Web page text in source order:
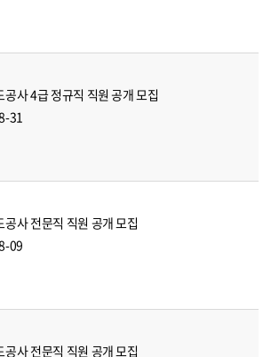
공사 4급 정규직 직원 공개 모집
31
공사 전문직 직원 공개 모집
09
공사 전문직 직원 공개 모집